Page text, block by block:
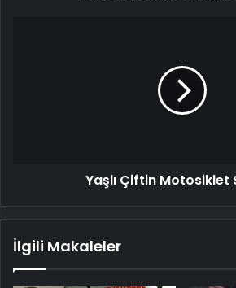
Yaşlı Çiftin Motosiklet
İlgili Makaleler